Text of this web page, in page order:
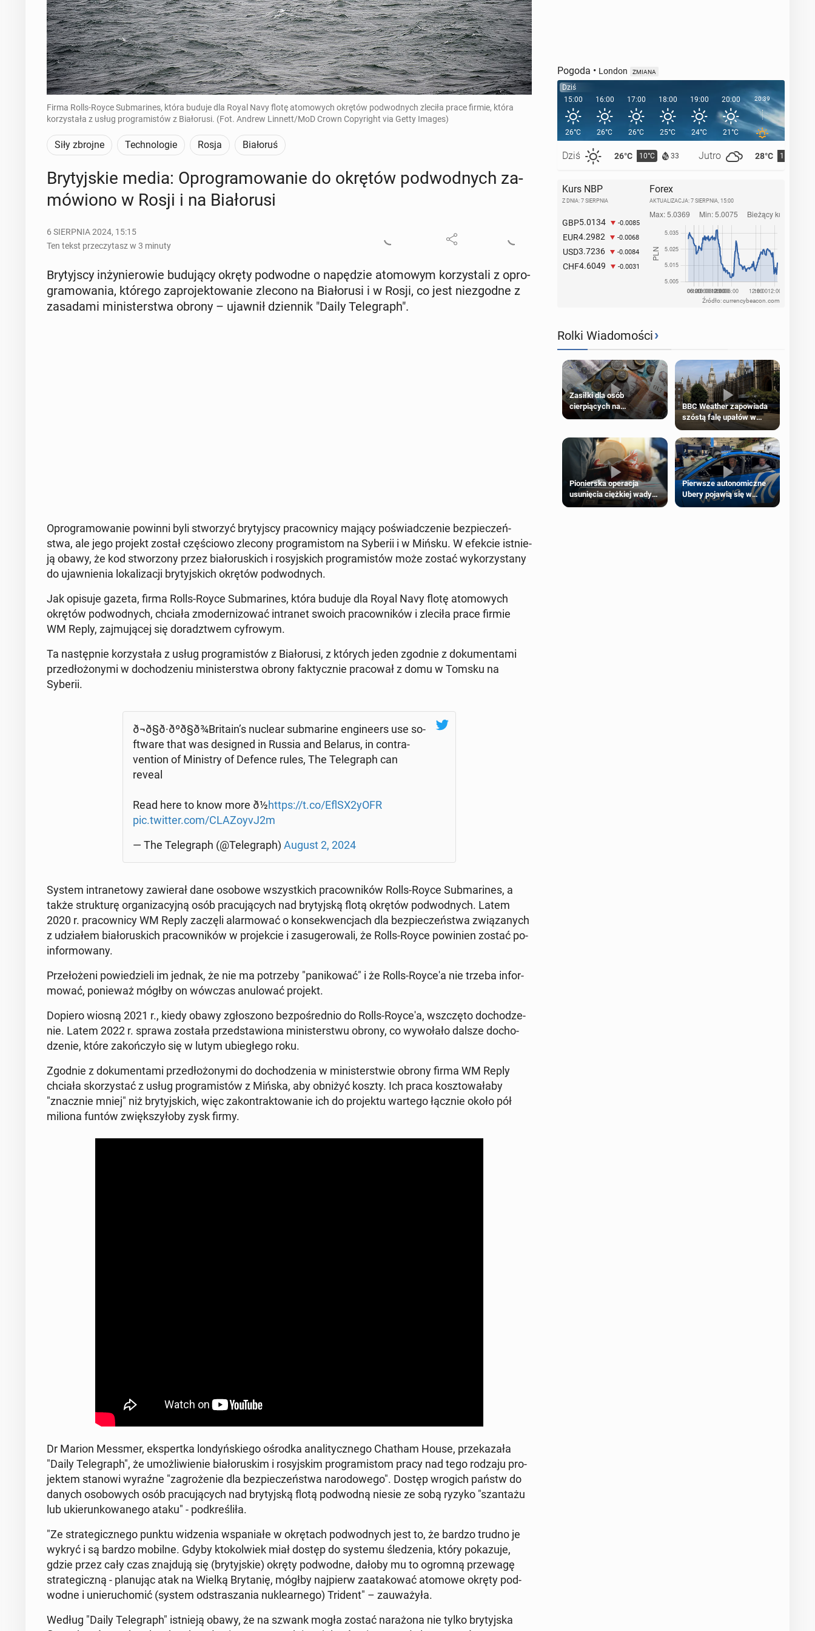
Firma Rolls-Royce Submarines, która buduje dla Royal Navy flotę atomowych okrętów podwodnych zleciła prace firmie, która
korzystała z usług programistów z Białorusi. (Fot. Andrew Linnett/MoD Crown Copyright via Getty Images)
Siły zbrojne Technologie Rosja Białoruś
Bry­tyj­skie media: Opro­gra­mo­wa­nie do okrętów pod­wod­nych za­
mó­wio­no w Rosji i na Bia­ło­ru­si
6 SIERPNIA 2024, 15:15
Ten tekst przeczytasz w 3 minuty
Bry­tyj­scy in­ży­nie­ro­wie bu­du­ją­cy okręty pod­wod­ne o na­pę­dzie ato­mo­wym ko­rzy­sta­li z opro­
gra­mo­wa­nia, którego za­pro­jek­to­wa­nie zlecono na Bia­ło­ru­si i w Rosji, co jest nie­zgod­ne z
za­sa­da­mi mi­ni­ster­stwa obrony – ujawnił dzien­nik "Daily Te­le­graph".
Opro­gra­mo­wa­nie powinni byli stwo­rzyć bry­tyj­scy pra­cow­ni­cy mający po­świad­cze­nie bez­pie­czeń­
stwa, ale jego projekt został czę­ścio­wo zlecony pro­gra­mi­stom na Syberii i w Mińsku. W efekcie ist­nie­
ją obawy, że kod stwo­rzo­ny przez bia­ło­ru­skich i ro­syj­skich pro­gra­mi­stów może zostać wy­ko­rzy­sta­ny
do ujaw­nie­nia lo­ka­li­za­cji bry­tyj­skich okrętów pod­wod­nych.
Jak opisuje gazeta, firma Rolls-Royce Sub­ma­ri­nes, która buduje dla Royal Navy flotę ato­mo­wych
okrętów pod­wod­nych, chciała zmo­der­ni­zo­wać in­tra­net swoich pra­cow­ni­ków i zleciła prace firmie
WM Reply, zaj­mu­ją­cej się do­radz­twem cy­fro­wym.
Ta na­stęp­nie ko­rzy­sta­ła z usług pro­gra­mi­stów z Bia­ło­ru­si, z których jeden zgodnie z do­ku­men­ta­mi
przed­ło­żo­ny­mi w do­cho­dze­niu mi­ni­ster­stwa obrony fak­tycz­nie pra­co­wał z domu w Tomsku na
Syberii.
ð¬ð§ð·ðºð§ð¾Bri­ta­in’s nuclear sub­ma­ri­ne en­gi­ne­ers use so­
ftwa­re that was de­si­gned in Russia and Belarus, in con­tra­
ven­tion of Mi­ni­stry of Defence rules, The Te­le­graph can
reveal
Read here to know more ð½https://t.co/EflSX2yOFR
pic.twitter.com/CLA­ZoyvJ2m
— The Te­le­graph (@Te­le­graph) August 2, 2024
System in­tra­ne­to­wy za­wie­rał dane osobowe wszyst­kich pra­cow­ni­ków Rolls-Royce Sub­ma­ri­nes, a
także struk­tu­rę or­ga­ni­za­cyj­ną osób pra­cu­ją­cych nad bry­tyj­ską flotą okrętów pod­wod­nych. Latem
2020 r. pra­cow­ni­cy WM Reply zaczęli alar­mo­wać o kon­se­kwen­cjach dla bez­pie­czeń­stwa zwią­za­nych
z udzia­łem bia­ło­ru­skich pra­cow­ni­ków w pro­jek­cie i za­su­ge­ro­wa­li, że Rolls-Royce po­wi­nien zostać po­
in­for­mo­wa­ny.
Prze­ło­że­ni po­wie­dzie­li im jednak, że nie ma po­trze­by "pa­ni­ko­wać" i że Rolls-Royce'a nie trzeba in­for­
mo­wać, po­nie­waż mógłby on wówczas anu­lo­wać projekt.
Dopiero wiosną 2021 r., kiedy obawy zgło­szo­no bez­po­śred­nio do Rolls-Royce'a, wsz­czę­to do­cho­dze­
nie. Latem 2022 r. sprawa została przed­sta­wio­na mi­ni­ster­stwu obrony, co wy­wo­ła­ło dalsze do­cho­
dze­nie, które za­koń­czy­ło się w lutym ubie­głe­go roku.
Zgodnie z do­ku­men­ta­mi przed­ło­żo­ny­mi do do­cho­dze­nia w mi­ni­ster­stwie obrony firma WM Reply
chciała sko­rzy­stać z usług pro­gra­mi­stów z Mińska, aby obniżyć koszty. Ich praca kosz­to­wa­ła­by
"znacz­nie mniej" niż bry­tyj­skich, więc za­kon­trak­to­wa­nie ich do pro­jek­tu wartego łącznie około pół
miliona funtów zwięk­szy­ło­by zysk firmy.
Dr Marion Messmer, eks­pert­ka lon­dyń­skie­go ośrodka ana­li­tycz­ne­go Chatham House, prze­ka­za­ła
"Daily Te­le­graph", że umoż­li­wie­nie bia­ło­ru­skim i ro­syj­skim pro­gra­mi­stom pracy nad tego rodzaju pro­
jek­tem stanowi wyraźne "za­gro­że­nie dla bez­pie­czeń­stwa na­ro­do­we­go". Dostęp wrogich państw do
danych oso­bo­wych osób pra­cu­ją­cych nad bry­tyj­ską flotą pod­wod­ną niesie ze sobą ryzyko "szan­ta­żu
lub ukie­run­ko­wa­ne­go ataku" - pod­kre­śli­ła.
"Ze stra­te­gicz­ne­go punktu wi­dze­nia wspa­nia­łe w okrę­tach pod­wod­nych jest to, że bardzo trudno je
wykryć i są bardzo mobilne. Gdyby kto­kol­wiek miał dostęp do systemu śle­dze­nia, który po­ka­zu­je,
gdzie przez cały czas znaj­du­ją się (bry­tyj­skie) okręty pod­wod­ne, dałoby mu to ogromną prze­wa­gę
stra­te­gicz­ną - pla­nu­jąc atak na Wielką Bry­ta­nię, mógłby naj­pierw za­ata­ko­wać atomowe okręty pod­
wod­ne i unie­ru­cho­mić (system od­stra­sza­nia nu­kle­ar­ne­go) Trident" – za­uwa­ży­ła.
Według "Daily Te­le­graph" ist­nie­ją obawy, że na szwank mogła zostać na­ra­żo­na nie tylko bry­tyj­ska
Pogoda • London ZMIANA
Dziś
15:00
26°C
Dziś 26°C 10°C 33 Jutro 28°C 11°C
16:00
26°C
17:00
26°C
18:00
25°C
19:00
24°C
20:00
21°C
20:39 21:00
Kurs NBP
Z DNIA: 7 SIERPNIA
GBP5.0134 -0.0085
EUR4.2982 -0.0068
USD3.7236 -0.0084
CHF4.6049 -0.0031
Forex
AKTUALIZACJA: 7 SIERPNIA, 15:00
Źródło: currencybeacon.com
Rolki Wiadomości›
Zasiłki dla osób
cierpiących na
schorzenia psychiczne
BBC Weather zapowiada
szóstą falę upałów w
Pionierska operacja
usunięcia ciężkiej wady
wrodzonej płodu w łonie
Pierwsze autonomiczne
Ubery pojawią się w
Londynie jeszcze tego